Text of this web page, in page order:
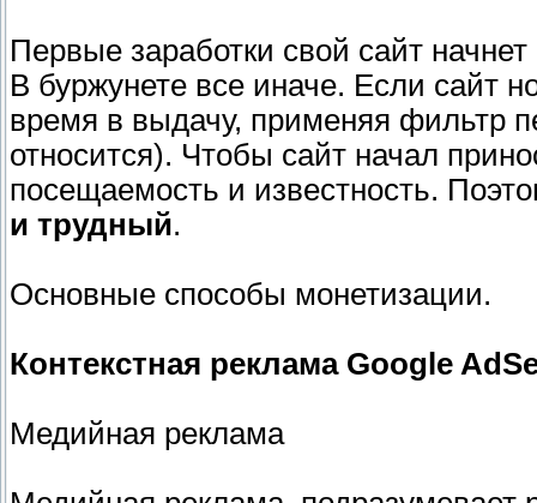
Первые заработки свой сайт
В буржунете все иначе. Если сайт
время в выдачу, применяя фильтр
относится). Чтобы сайт начал
посещаемость и известность.
и трудный.
Основные способы монетизации.
Контекстная реклама Google
Медийная реклама